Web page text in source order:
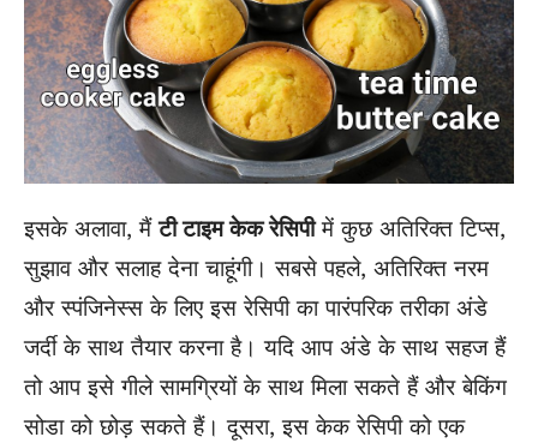
इसके अलावा, मैंटी टाइम केक रेसिपीमें कुछ अतिरिक्त टिप्स,
सुझाव और सलाह देना चाहूंगी। सबसे पहले, अतिरिक्त नरम
और स्पंजिनेस्स के लिए इस रेसिपी का पारंपरिक तरीका अंडे
जर्दी के साथ तैयार करना है। यदि आप अंडे के साथ सहज हैं
तो आप इसे गीले सामग्रियों के साथ मिला सकते हैं और बेकिंग
सोडा को छोड़ सकते हैं। दूसरा, इस केक रेसिपी को एक